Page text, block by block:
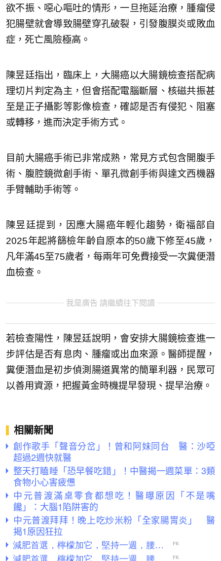
欲不振、噁心嘔吐的情形，一旦拖延治療，腫瘤侵
犯腸壁就會導致腸壁穿孔破裂，引發腹膜炎或敗血
症，死亡風險極高。
陳昱廷指出，臨床上，大腸癌以大腸鏡檢查搭配病
理切片判定為主，但會搭配電腦斷層、核磁共振甚
至是正子攝影等影像檢查，確認是否有侵犯、阻塞
或轉移，進而決定手術方式。
目前大腸癌手術已非常成熟，常見方式包含開腹手
術、腹腔鏡微創手術、單孔微創手術與達文西機器
手臂輔助手術等。
陳昱廷提到，因應大腸癌年輕化趨勢，衛福部自
2025年起將篩檢年齡自原本的50歲下修至45歲，
凡年滿45至75歲者，每兩年可免費接受一次糞便潛
血檢查。
我是廣告 請繼續往下閱讀
若檢查陽性，陳昱廷說明，會安排大腸鏡檢查進一
步評估是否有息肉、腫瘤或出血來源。醫師提醒，
糞便潛血是初步偵測腸道異常的簡單利器，民眾可
以善用資源，把握黃金時機提早發現、提早治療。
相關新聞
創作歌手「聲音分岔」！曾和阿妹同台 醫：沙啞
超過2週快就醫
整天打瞌睡「恐早餐吃錯」！中醫揭一週菜單：3類
食物小心害疲憊
中元普渡滿桌零食都想吃！醫曝原因「不是嘴
饞」：大腦1陷阱害的
中元普渡拜拜！晚上吃炒米粉「全家腸胃炎」 醫
揭1原因狂拉